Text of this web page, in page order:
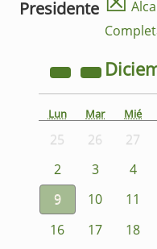
Presidente
Lun Mar Mié
25 26 27
2
3 4
9
10 11
16
17 18